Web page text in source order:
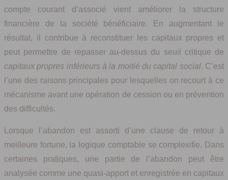
compte courant d’associé vient améliorer la structure
financière de la société bénéficiaire. En augmentant le
résultat, il contribue à reconstituer les capitaux propres et
peut permettre de repasser au-dessus du seuil critique de
capitaux propres inférieurs à la moitié du capital social. C’est
l’une des raisons principales pour lesquelles on recourt à ce
mécanisme avant une opération de cession ou en prévention
des difficultés.
Lorsque l’abandon est assorti d’une clause de retour à
meilleure fortune, la logique comptable se complexifie. Dans
certaines pratiques, une partie de l’abandon peut être
analysée comme une quasi-apport et enregistrée en capitaux